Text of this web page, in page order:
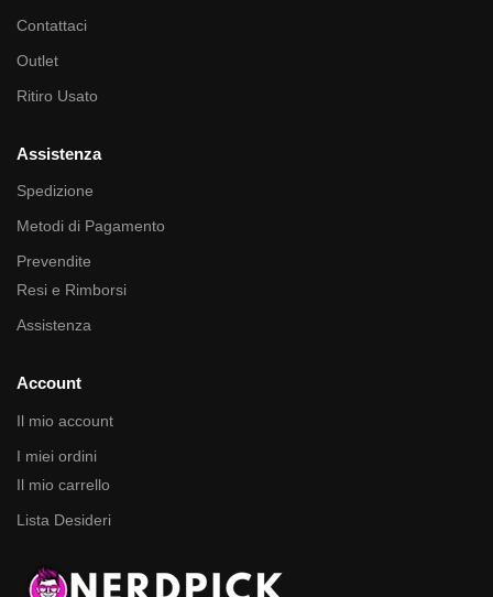
Contattaci
Outlet
Ritiro Usato
Assistenza
Spedizione
Metodi di Pagamento
Prevendite
Resi e Rimborsi
Assistenza
Account
Il mio account
I miei ordini
Il mio carrello
Lista Desideri